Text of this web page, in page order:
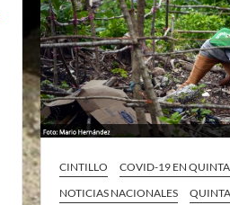
CINTILLO
COVID-19 EN
NOTICIAS NACIONALES